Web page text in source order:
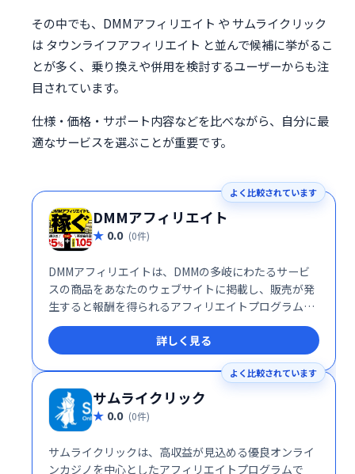
その中でも、DMMアフィリエイト や サムライクリック
は タウンライフアフィリエイト と並んで候補に挙がるこ
とが多く、乗り換えや併用を検討するユーザーからも注
目されています。
仕様・価格・サポート内容などを比べながら、自分に最
適なサービスを選ぶことが重要です。
よく比較されています
DMMアフィリエイト
0.0 (0件)
DMMアフィリエイトは、DMMの多岐にわたるサービ
スの商品をあなたのウェブサイトに掲載し、販売が発
生すると報酬を得られるアフィリエイトプログラムで
す。簡単に始められる上、DMMの幅広い商品ラインア
ップを活かして効率的な収益化が可能です。
詳しく見る
よく比較されています
サムライクリック
0.0 (0件)
サムライクリックは、高収益が見込める優良オンライ
ンカジノを中心としたアフィリエイトプログラムで